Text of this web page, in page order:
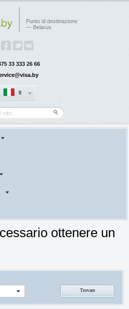
Punto di destinazione
— Belarus
33 333 26 66
It
ottenere un